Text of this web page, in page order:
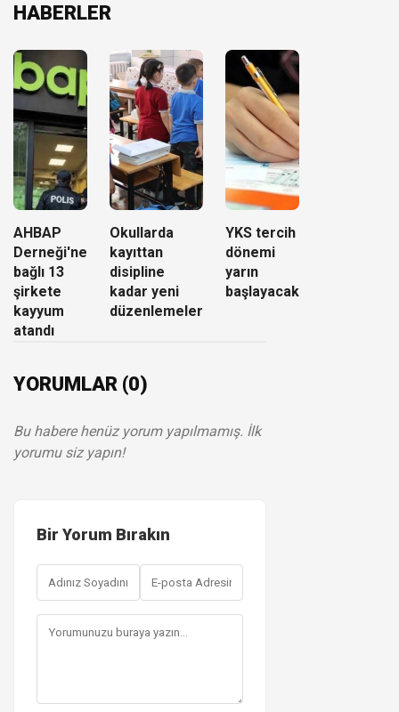
HABERLER
AHBAP
Derneği'ne
bağlı 13
şirkete
kayyum
atandı
Okullarda
kayıttan
disipline
kadar yeni
düzenlemeler
YKS tercih
dönemi
yarın
başlayacak
YORUMLAR (0)
Bu habere henüz yorum yapılmamış. İlk
yorumu siz yapın!
Bir Yorum Bırakın